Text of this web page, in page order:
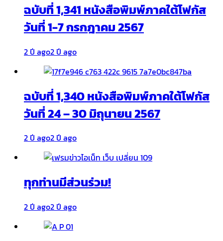
ฉบับที่ 1,341 หนังสือพิมพ์ภาคใต้โฟกัส
วันที่ 1-7 กรกฎาคม 2567
2 ปี ago2 ปี ago
ฉบับที่ 1,340 หนังสือพิมพ์ภาคใต้โฟกัส
วันที่ 24 – 30 มิถุนายน 2567
2 ปี ago2 ปี ago
ทุกท่านมีส่วนร่วม!
2 ปี ago2 ปี ago